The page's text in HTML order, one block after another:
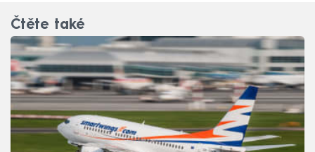
Čtěte také